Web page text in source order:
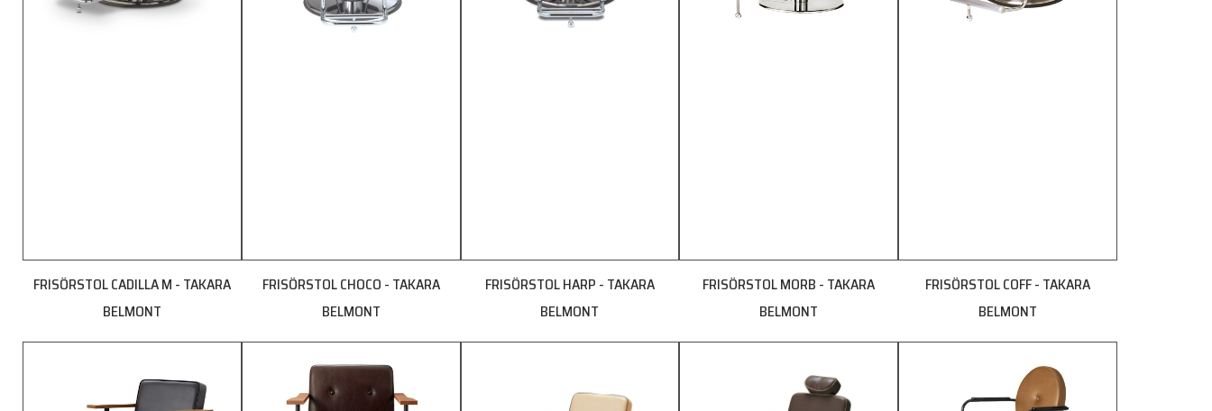
FRISÖRSTOL CADILLA M - TAKARA
BELMONT
FRISÖRSTOL CHOCO - TAKARA
BELMONT
FRISÖRSTOL HARP - TAKARA
BELMONT
FRISÖRSTOL MORB - TAKARA
BELMONT
FRISÖRSTOL COFF - TAKARA
BELMONT